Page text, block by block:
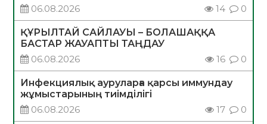
06.08.2026
14 0
ҚҰРЫЛТАЙ САЙЛАУЫ – БОЛАШАҚҚА
БАСТАР ЖАУАПТЫ ТАҢДАУ
06.08.2026
16 0
Инфекциялық ауруларға қарсы иммундау
жұмыстарының тиімділігі
06.08.2026
17 0